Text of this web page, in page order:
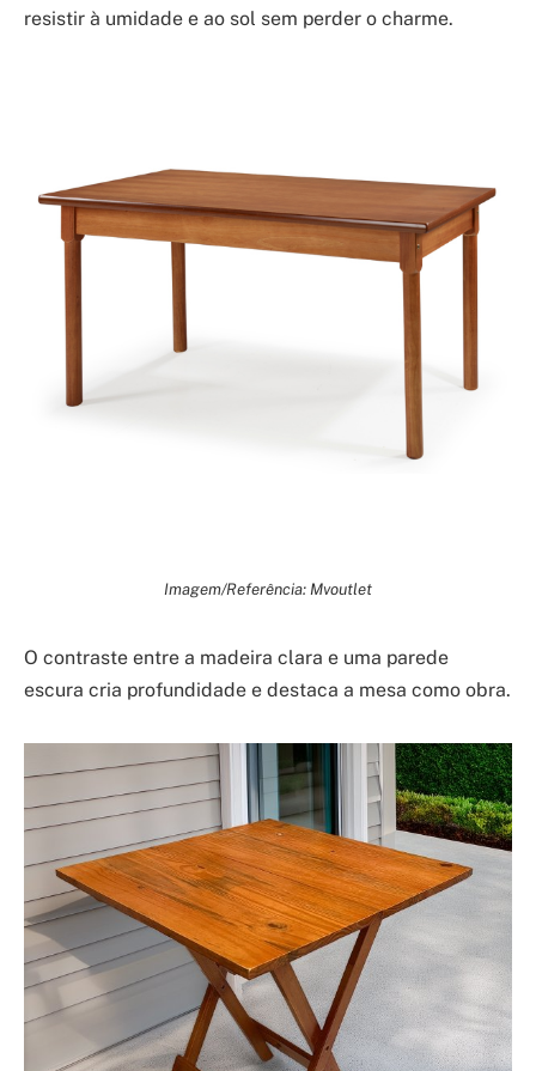
resistir à umidade e ao sol sem perder o charme.
Imagem/Referência: Mvoutlet
O contraste entre a madeira clara e uma parede
escura cria profundidade e destaca a mesa como obra.